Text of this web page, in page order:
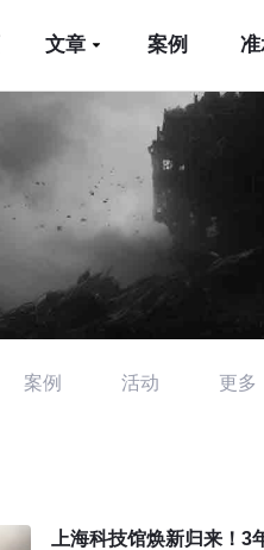
文章 案例
案例 活动 更多
上海科技馆焕新归来！